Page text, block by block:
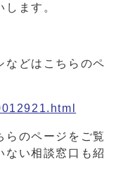
ます。
などはこちらのペ
らのページをご覧
ない相談窓口も紹